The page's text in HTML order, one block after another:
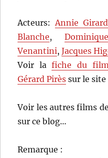
Acteurs:Annie
Blanche,
Venantini,Jacques
Voir lafiche du
Gérard Pirès sur le site
Voir les autres films
sur ce blog…
Remarque :